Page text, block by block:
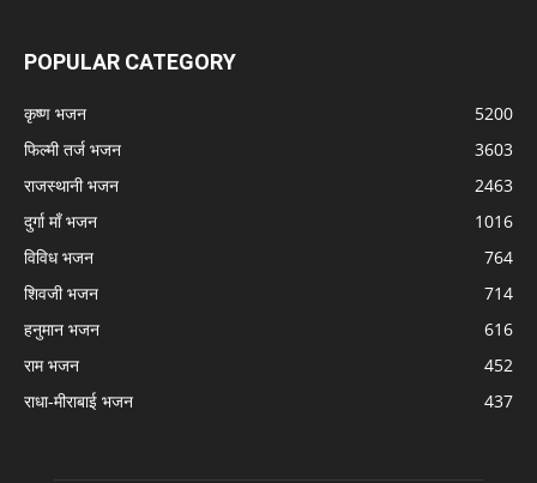
POPULAR CATEGORY
कृष्ण भजन
5200
फिल्मी तर्ज भजन
3603
राजस्थानी भजन
2463
दुर्गा माँ भजन
1016
विविध भजन
764
शिवजी भजन
714
हनुमान भजन
616
राम भजन
452
राधा-मीराबाई भजन
437